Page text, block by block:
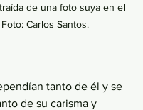
de una foto suya en el
Carlos Santos.
tanto de él y se
de su carisma y